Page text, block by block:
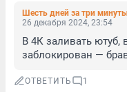
26 декабря 2024, 23:54
В 4К заливать ютуб,
заблокирован —
ОТВЕТИТЬ 1